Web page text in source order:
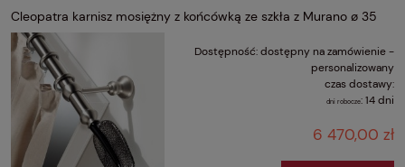
Cleopatra karnisz mosiężny z końcówką ze szkła z Murano ø 35
Dostępność:dostępny na zamówienie -
personalizowany
czas dostawy:
dni robocze:14 dni
6 470,00 zł